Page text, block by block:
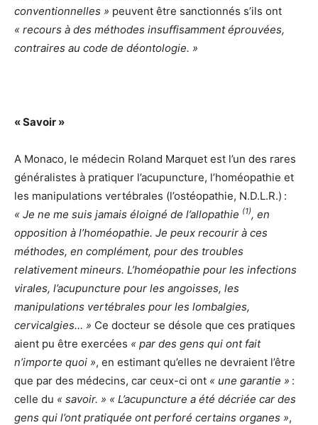
conventionnelles » peuvent être sanctionnés s’ils ont
« recours à des méthodes insuffisamment éprouvées,
contraires au code de déontologie. »
« Savoir »
A Monaco, le médecin Roland Marquet est l’un des rares
généralistes à pratiquer l’acupuncture, l’homéopathie et
les manipulations vertébrales (l’ostéopathie, N.D.L.R.) :
« Je ne me suis jamais éloigné de l’allopathie (1), en
opposition à l’homéopathie. Je peux recourir à ces
méthodes, en complément, pour des troubles
relativement mineurs. L’homéopathie pour les infections
virales, l’acupuncture pour les angoisses, les
manipulations vertébrales pour les lombalgies,
cervicalgies… » Ce docteur se désole que ces pratiques
aient pu être exercées « par des gens qui ont fait
n’importe quoi », en estimant qu’elles ne devraient l’être
que par des médecins, car ceux-ci ont « une garantie » :
celle du « savoir. » « L’acupuncture a été décriée car des
gens qui l’ont pratiquée ont perforé certains organes »,